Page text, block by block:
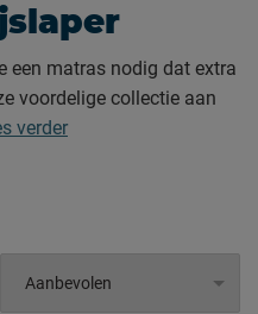
een matras nodig dat extra
voordelige collectie aan
verder